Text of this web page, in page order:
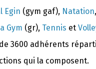
Egin (gym gaf), Natation,
Gym (gr), Tennis et
3600 adhérents
qui la composent.